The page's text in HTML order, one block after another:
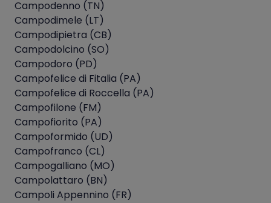
Campodenno (TN)
Campodimele (LT)
Campodipietra (CB)
Campodolcino (SO)
Campodoro (PD)
Campofelice di Fitalia (PA)
Campofelice di Roccella (PA)
Campofilone (FM)
Campofiorito (PA)
Campoformido (UD)
Campofranco (CL)
Campogalliano (MO)
Campolattaro (BN)
Campoli Appennino (FR)